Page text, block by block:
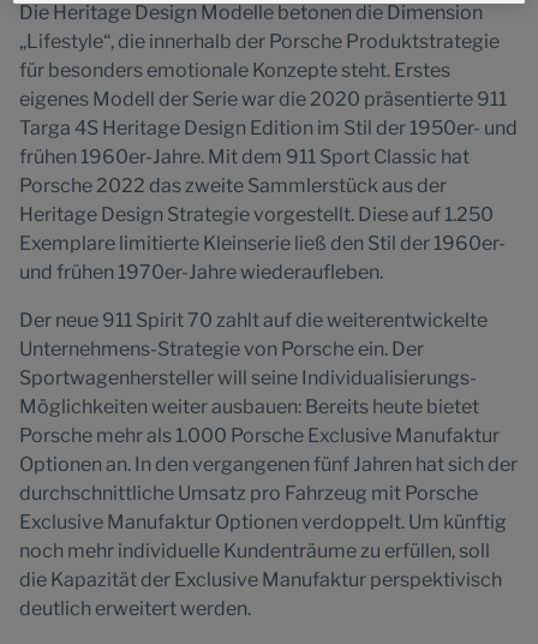
Die Heritage Design Modelle betonen die Dimension
„Lifestyle“, die innerhalb der Porsche Produktstrategie
für besonders emotionale Konzepte steht. Erstes
eigenes Modell der Serie war die 2020 präsentierte 911
Targa 4S Heritage Design Edition im Stil der 1950er- und
frühen 1960er-Jahre. Mit dem 911 Sport Classic hat
Porsche 2022 das zweite Sammlerstück aus der
Heritage Design Strategie vorgestellt. Diese auf 1.250
Exemplare limitierte Kleinserie ließ den Stil der 1960er-
und frühen 1970er-Jahre wiederaufleben.
Der neue 911 Spirit 70 zahlt auf die weiterentwickelte
Unternehmens-Strategie von Porsche ein. Der
Sportwagenhersteller will seine Individualisierungs-
Möglichkeiten weiter ausbauen: Bereits heute bietet
Porsche mehr als 1.000 Porsche Exclusive Manufaktur
Optionen an. In den vergangenen fünf Jahren hat sich der
durchschnittliche Umsatz pro Fahrzeug mit Porsche
Exclusive Manufaktur Optionen verdoppelt. Um künftig
noch mehr individuelle Kundenträume zu erfüllen, soll
die Kapazität der Exclusive Manufaktur perspektivisch
deutlich erweitert werden.
Website.